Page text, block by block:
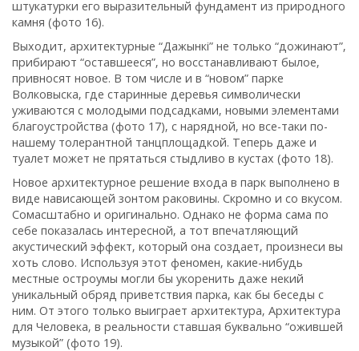
штукатурки его выразительный фундамент из природного
камня (фото 16).
Выходит, архитектурные “Дажынкi” не только “дожинают”‚
прибирают “оставшееся”‚ но восстанавливают былое‚
привносят новое. В том числе и в “новом” парке
Волковыска‚ где старинные деревья символически
уживаются с молодыми подсадками‚ новыми элементами
благоустройства (фото 17)‚ с нарядной‚ но все-таки по-
нашему толерантной танцплощадкой. Теперь даже и
туалет может не прятаться стыдливо в кустах (фото 18).
Новое архитектурное решение входа в парк выполнено в
виде нависающей зонтом раковины. Скромно и со вкусом.
Сомасштабно и оригинально. Однако не форма сама по
себе показалась интересной‚ а тот впечатляющий
акустический эффект‚ который она создает‚ произнеси вы
хоть слово. Используя этот феномен‚ какие-нибудь
местные остроумы могли бы укоренить даже некий
уникальный обряд приветствия парка‚ как бы беседы с
ним. От этого только выиграет архитектура‚ Архитектура
для Человека‚ в реальности ставшая буквально “ожившей
музыкой” (фото 19).